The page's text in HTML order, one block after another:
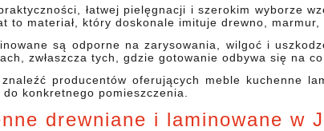
łatwej pielęgnacji i szerokim wyborze
to materiał, który doskonale imituje drewno,
są odporne na zarysowania, wilgoć i
zwłaszcza tych, gdzie gotowanie odbywa się na co
producentów oferujących meble kuchenne
konkretnego pomieszczenia.
drewniane i laminowane w